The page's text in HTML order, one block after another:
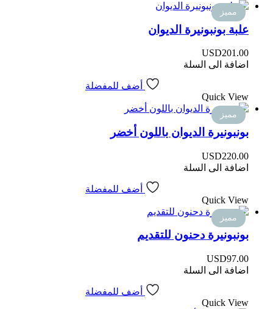
مميز
علبة بونبونيرة الديوان
USD201.00
اضافة الى السلة
أضف للمفضلة
Quick View
مميز
بونبونيرة الديوان باللون أخضر
USD220.00
اضافة الى السلة
أضف للمفضلة
Quick View
مميز
بونبونيرة دحنون للتقديم
USD97.00
اضافة الى السلة
أضف للمفضلة
Quick View